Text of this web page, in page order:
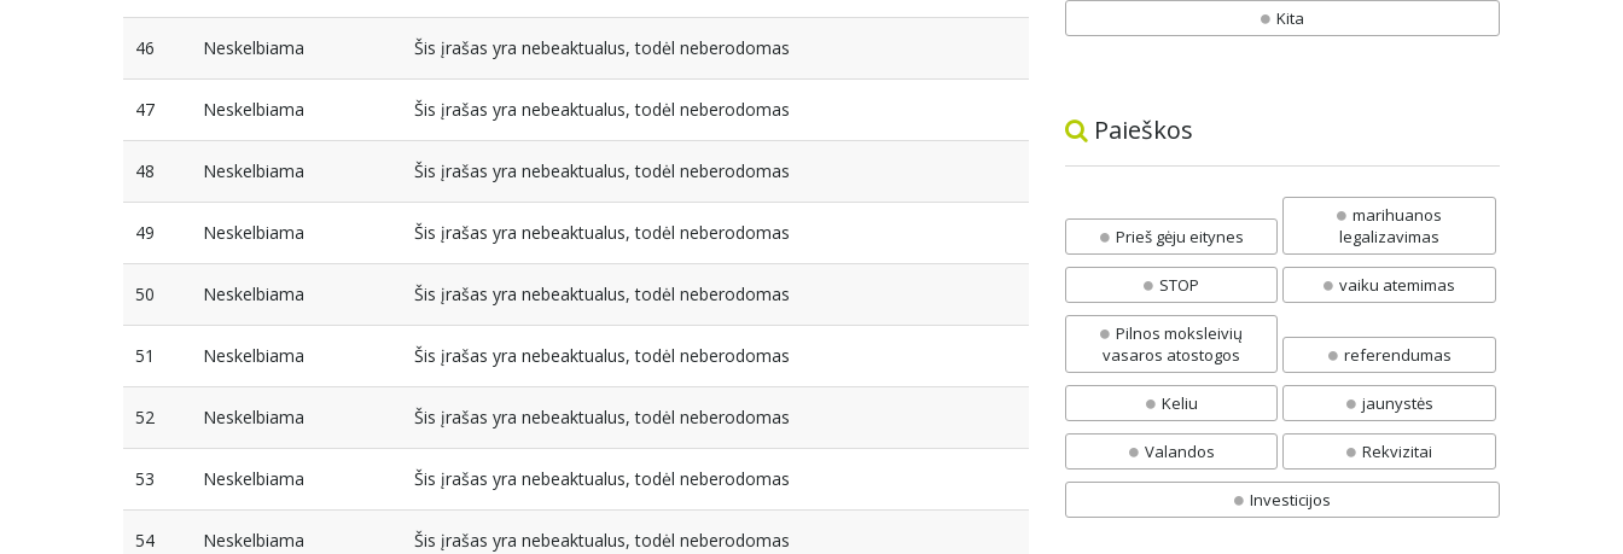
46 Neskelbiama Šis įrašas yra nebeaktualus, todėl neberodomas
47 Neskelbiama Šis įrašas yra nebeaktualus, todėl neberodomas
48 Neskelbiama Šis įrašas yra nebeaktualus, todėl neberodomas
49 Neskelbiama Šis įrašas yra nebeaktualus, todėl neberodomas
50 Neskelbiama Šis įrašas yra nebeaktualus, todėl neberodomas
51 Neskelbiama Šis įrašas yra nebeaktualus, todėl neberodomas
52 Neskelbiama Šis įrašas yra nebeaktualus, todėl neberodomas
53 Neskelbiama Šis įrašas yra nebeaktualus, todėl neberodomas
54 Neskelbiama Šis įrašas yra nebeaktualus, todėl neberodomas
Kita
Paieškos
Prieš gėju eitynes
marihuanos
legalizavimas
STOP vaiku atemimas
Pilnos moksleivių
vasaros atostogos
referendumas
Keliu jaunystės
Valandos Rekvizitai
Investicijos